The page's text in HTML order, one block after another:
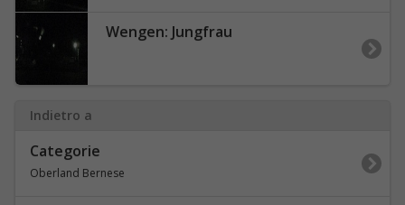
Wengen: Jungfrau
Indietro a
Categorie
Oberland Bernese